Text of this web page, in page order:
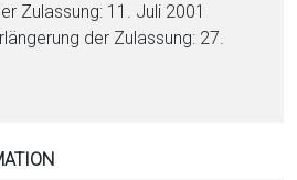
Zulassung: 11. Juli 2001
der Zulassung: 27.